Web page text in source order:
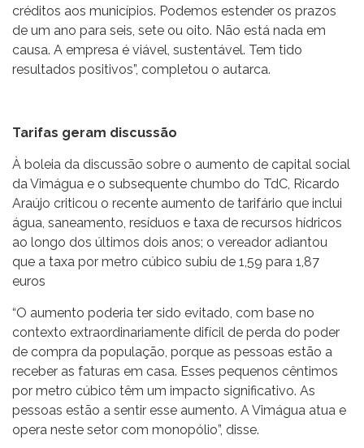
créditos aos municípios. Podemos estender os prazos
de um ano para seis, sete ou oito. Não está nada em
causa. A empresa é viável, sustentável. Tem tido
resultados positivos”, completou o autarca.
Tarifas geram discussão
À boleia da discussão sobre o aumento de capital social
da Vimágua e o subsequente chumbo do TdC, Ricardo
Araújo criticou o recente aumento de tarifário que inclui
água, saneamento, resíduos e taxa de recursos hídricos
ao longo dos últimos dois anos; o vereador adiantou
que a taxa por metro cúbico subiu de 1,59 para 1,87
euros
“O aumento poderia ter sido evitado, com base no
contexto extraordinariamente difícil de perda do poder
de compra da população, porque as pessoas estão a
receber as faturas em casa. Esses pequenos cêntimos
por metro cúbico têm um impacto significativo. As
pessoas estão a sentir esse aumento. A Vimágua atua e
opera neste setor com monopólio”, disse.